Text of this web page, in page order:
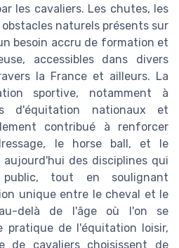
les cavaliers. Les chutes, les
naturels présents sur
besoin accru de formation et
accessibles dans divers
la France et ailleurs. La
sportive, notamment à
d'équitation nationaux et
contribué à renforcer
le horse ball, et le
des disciplines qui
tout en soulignant
unique entre le cheval et le
delà de l'âge où l'on se
pratique de l'équitation loisir,
de cavaliers choisissent de